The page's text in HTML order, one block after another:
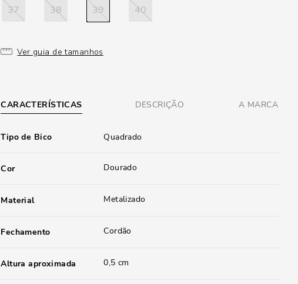
37 38 39 40
Ver guia de tamanhos
CARACTERÍSTICAS DESCRIÇÃO A MARCA
Tipo de Bico Quadrado
Cor Dourado
Material Metalizado
Fechamento Cordão
Altura aproximada 0,5 cm